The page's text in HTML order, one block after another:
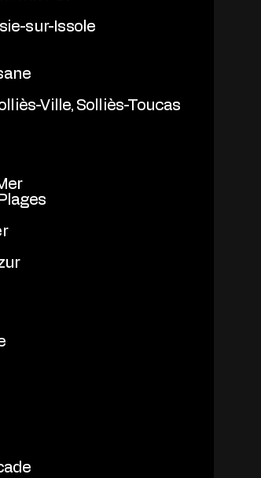
sur-Issole
Ville, Solliès-Toucas